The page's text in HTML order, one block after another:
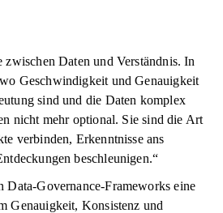
zwischen Daten und Verständnis. In
Geschwindigkeit und Genauigkeit
sind und die Daten komplex
nicht mehr optional. Sie sind die Art
verbinden, Erkenntnisse ans
beschleunigen.“
Data-Governance-Frameworks eine
Genauigkeit, Konsistenz und